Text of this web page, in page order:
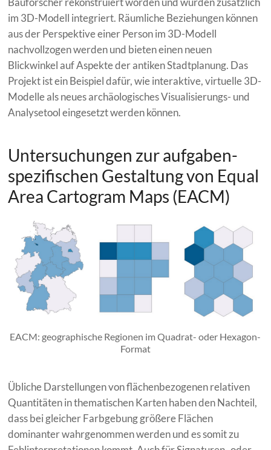
im 3D-Modell integriert. Räumliche Beziehungen können
aus der Perspektive einer Person im 3D-Modell
nachvollzogen werden und bieten einen neuen
Blickwinkel auf Aspekte der antiken Stadtplanung. Das
Projekt ist ein Beispiel dafür, wie interaktive, virtuelle 3D-
Modelle als neues archäologisches Visualisierungs- und
Analysetool eingesetzt werden können.
Untersuchungen zur aufgaben-
spezifischen Gestaltung von Equal
Area Cartogram Maps (EACM)
EACM: geographische Regionen im Quadrat- oder Hexagon-
Format
Übliche Darstellungen von flächenbezogenen relativen
Quantitäten in thematischen Karten haben den Nachteil,
dass bei gleicher Farbgebung größere Flächen
dominanter wahrgenommen werden und es somit zu